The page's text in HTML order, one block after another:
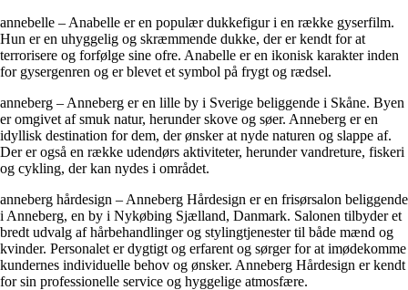
annebelle – Anabelle er en populær dukkefigur i en række gyserfilm.
Hun er en uhyggelig og skræmmende dukke, der er kendt for at
terrorisere og forfølge sine ofre. Anabelle er en ikonisk karakter inden
for gysergenren og er blevet et symbol på frygt og rædsel.
anneberg – Anneberg er en lille by i Sverige beliggende i Skåne. Byen
er omgivet af smuk natur, herunder skove og søer. Anneberg er en
idyllisk destination for dem, der ønsker at nyde naturen og slappe af.
Der er også en række udendørs aktiviteter, herunder vandreture, fiskeri
og cykling, der kan nydes i området.
anneberg hårdesign – Anneberg Hårdesign er en frisørsalon beliggende
i Anneberg, en by i Nykøbing Sjælland, Danmark. Salonen tilbyder et
bredt udvalg af hårbehandlinger og stylingtjenester til både mænd og
kvinder. Personalet er dygtigt og erfarent og sørger for at imødekomme
kundernes individuelle behov og ønsker. Anneberg Hårdesign er kendt
for sin professionelle service og hyggelige atmosfære.